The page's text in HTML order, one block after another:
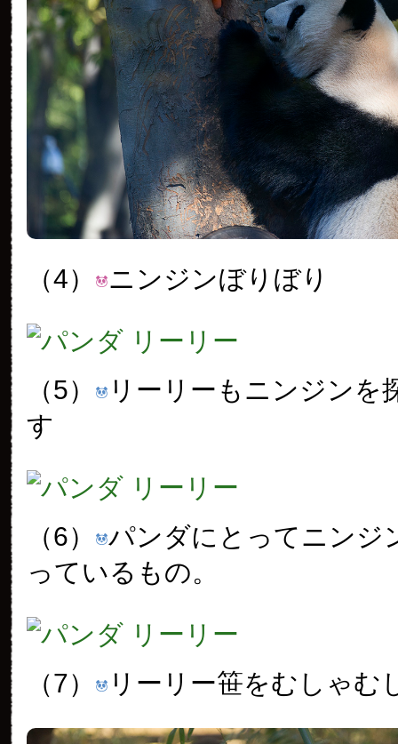
（4） ニンジンぼりぼり
（5）
リーリーもニンジンを
す
（6）
パンダにとってニンジ
っているもの。
（7） リーリー笹をむしゃむ